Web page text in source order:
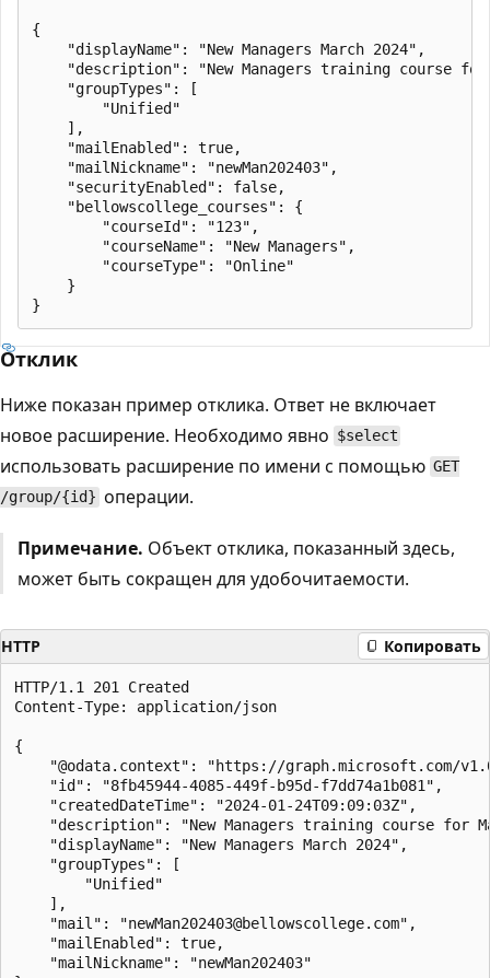
{
    "displayName": "New Managers March 2024",
"description": "New Managers training course
    "groupTypes": [
        "Unified"
    ],
    "mailEnabled": true,
    "mailNickname": "newMan202403",
    "securityEnabled": false,
    "bellowscollege_courses": {
        "courseId": "123",
        "courseName": "New Managers",
        "courseType": "Online"
    }
Отклик
Ниже показан пример отклика. Ответ не включает
новое расширение. Необходимо явно $select
использовать расширение по имени с помощью GET
/group/{id} операции.
Примечание. Объект отклика, показанный здесь,
может быть сокращен для удобочитаемости.
HTTP Копировать
HTTP/1.1 201 Created
Content-Type: application/json
{
"@odata.context": "https://graph.microsoft.com/
    "id": "8fb45944-4085-449f-b95d-f7dd74a1b081",
    "createdDateTime": "2024-01-24T09:09:03Z",
"description": "New Managers training course for
    "displayName": "New Managers March 2024",
    "groupTypes": [
        "Unified"
    ],
    "mail": "newMan202403@bellowscollege.com",
    "mailEnabled": true,
    "mailNickname": "newMan202403"